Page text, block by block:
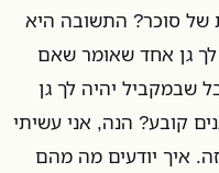
של סוכר? התשובה היא
לך גן אחד שאומר שאם
שבמקביל יהיה לך גן
קובע? הנה, אני עשיתי
זה. איך יודעים מה מהם